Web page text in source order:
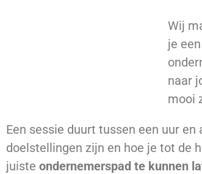
Wij
je
naar
mooi
Een sessie duurt tussen een uur en
doelstellingen zijn en hoe je tot de
juiste ondernemerspad te kunnen